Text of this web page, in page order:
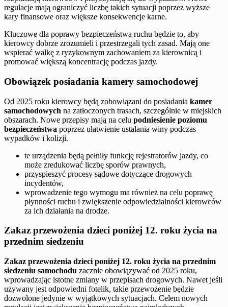
regulacje mają ograniczyć liczbę takich sytuacji poprzez wyższe
kary finansowe oraz większe konsekwencje karne.
Kluczowe dla poprawy bezpieczeństwa ruchu będzie to, aby
kierowcy dobrze zrozumieli i przestrzegali tych zasad. Mają one
wspierać walkę z ryzykownym zachowaniem za kierownicą i
promować większą koncentrację podczas jazdy.
Obowiązek posiadania kamery samochodowej
Od 2025 roku kierowcy będą zobowiązani do posiadania kamer
samochodowych na zatłoczonych trasach, szczególnie w miejskich
obszarach. Nowe przepisy mają na celu podniesienie poziomu
bezpieczeństwa poprzez ułatwienie ustalania winy podczas
wypadków i kolizji.
te urządzenia będą pełniły funkcję rejestratorów jazdy, co
może zredukować liczbę sporów prawnych,
przyspieszyć procesy sądowe dotyczące drogowych
incydentów,
wprowadzenie tego wymogu ma również na celu poprawę
płynności ruchu i zwiększenie odpowiedzialności kierowców
za ich działania na drodze.
Zakaz przewożenia dzieci poniżej 12. roku życia na
przednim siedzeniu
Zakaz przewożenia dzieci poniżej 12. roku życia na przednim
siedzeniu samochodu zacznie obowiązywać od 2025 roku,
wprowadzając istotne zmiany w przepisach drogowych. Nawet jeśli
używany jest odpowiedni fotelik, takie przewożenie będzie
dozwolone jedynie w wyjątkowych sytuacjach. Celem nowych